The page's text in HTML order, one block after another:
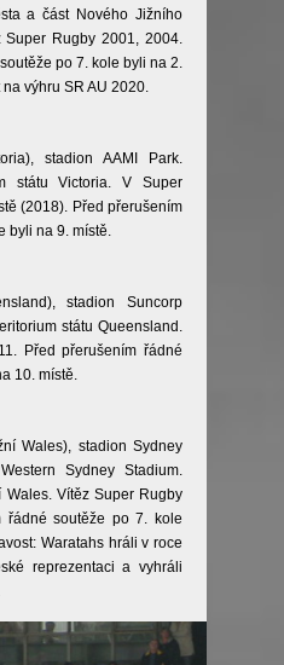
a část Nového Jižního
Rugby 2001, 2004.
po 7. kole byli na 2.
výhru SR AU 2020.
stadion AAMI Park.
státu Victoria. V Super
(2018). Před přerušením
byli na 9. místě.
stadion Suncorp
státu Queensland.
Před přerušením řádné
10. místě.
Wales), stadion Sydney
Sydney Stadium.
Wales. Vítěz Super Rugby
řádné soutěže po 7. kole
Waratahs hráli v roce
reprezentaci a vyhráli